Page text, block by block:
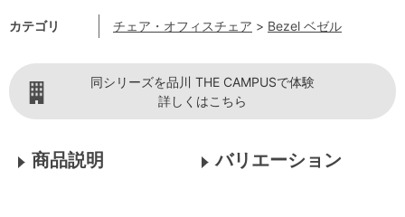
カテゴリ チェア・オフィスチェア > Bezel ベゼル
同シリーズを品川 THE CAMPUSで体験
詳しくはこちら
商品説明 バリエーション